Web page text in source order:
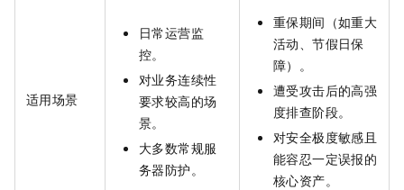
适用场景
日常运营监
控。
对业务连续性
要求较高的场
景。
大多数常规服
务器防护。
重保期间（如重大
活动、节假日保
障）。
遭受攻击后的高强
度排查阶段。
对安全极度敏感且
能容忍一定误报的
核心资产。